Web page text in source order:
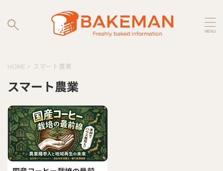
HOME > スマート農業
スマート農業